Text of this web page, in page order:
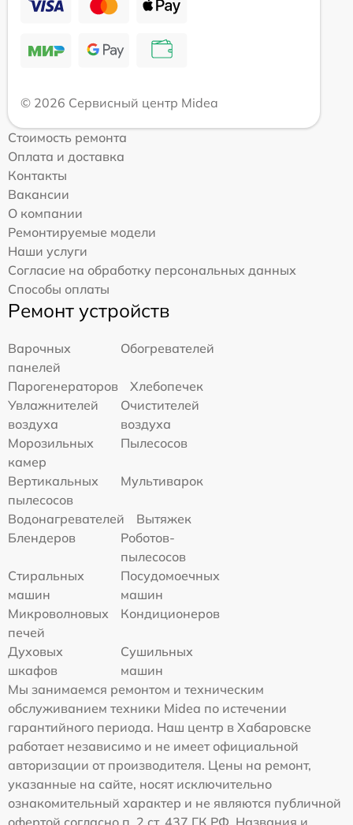
© 2026 Сервисный центр Midea
Стоимость ремонта
Оплата и доставка
Контакты
Вакансии
О компании
Ремонтируемые модели
Наши услуги
Согласие на обработку персональных данных
Способы оплаты
Ремонт устройств
Варочных
панелей
Обогревателей
Парогенераторов
Хлебопечек
Увлажнителей
воздуха
Очистителей
воздуха
Морозильных
камер
Пылесосов
Вертикальных
пылесосов
Мультиварок
Водонагревателей
Вытяжек
Блендеров
Роботов-
пылесосов
Стиральных
машин
Посудомоечных
машин
Микроволновых
печей
Кондиционеров
Духовых
шкафов
Сушильных
машин
Мы занимаемся ремонтом и техническим
обслуживанием техники Midea по истечении
гарантийного периода. Наш центр в Хабаровске
работает независимо и не имеет официальной
авторизации от производителя. Цены на ремонт,
указанные на сайте, носят исключительно
ознакомительный характер и не являются публичной
офертой согласно п. 2 ст. 437 ГК РФ. Названия и